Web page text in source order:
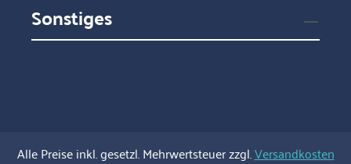
Sonstiges
Alle Preise inkl. gesetzl. Mehrwertsteuer zzgl.Versandkosten